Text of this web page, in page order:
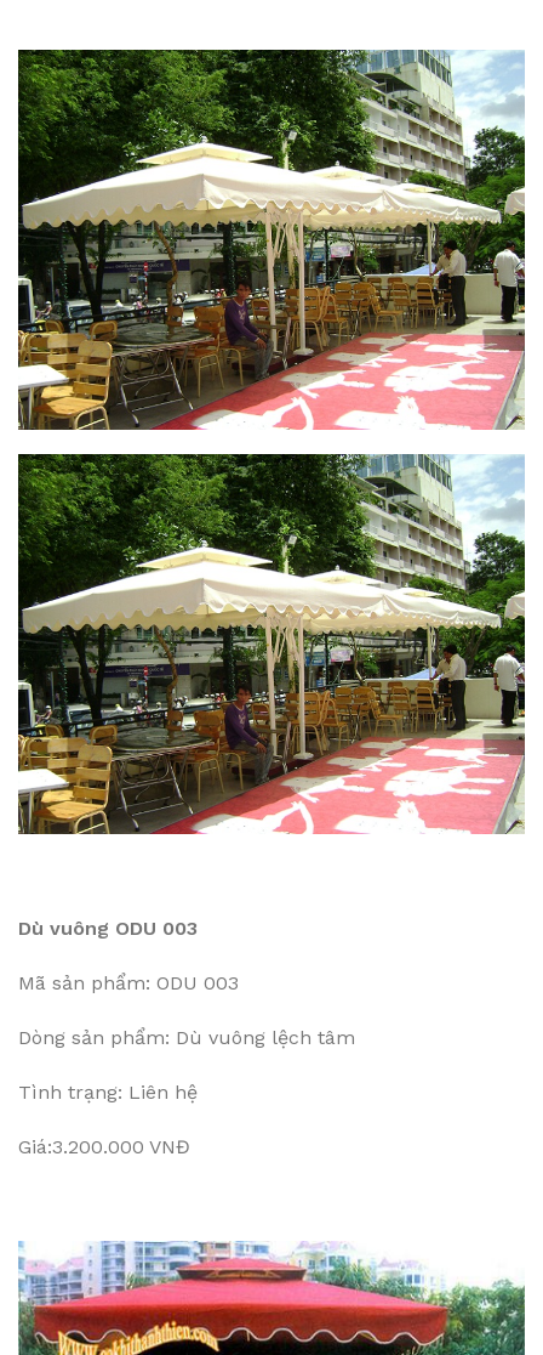
Dù vuông ODU 003
Mã sản phẩm: ODU 003
Dòng sản phẩm: Dù vuông lệch tâm
Tình trạng: Liên hệ
Giá:3.200.000 VNĐ